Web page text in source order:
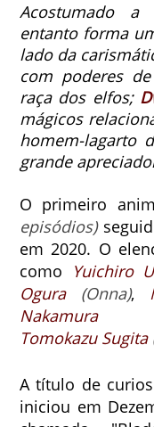
Acostumado
entanto forma
lado da
com poderes
raça dos elfos;
mágicos
homem-lagarto
grande
O primeiro
episódios)
em 2020. O
como
Yuichiro
Ogura
(Onna),
Nakamura
Tomokazu Sugita
A título de
iniciou em